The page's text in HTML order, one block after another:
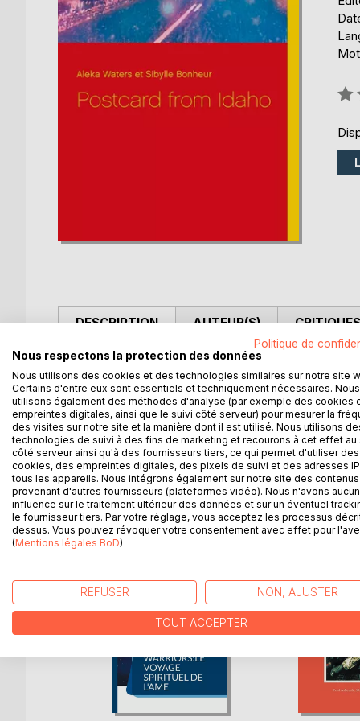
DESCRIPTION
When a postcard is sent from beyond, a destiny
..
AUTEUR(S)
D’AUTRES TITRES À
Politique de
Nous respectons la protection des données
Nous utilisons des cookies et des technologies similaires sur notre site
Certains d'entre eux sont essentiels et techniquement nécessaires. Nous
utilisons également des méthodes d'analyse (par exemple des cookies
empreintes digitales, ainsi que le suivi côté serveur) pour mesurer la
des visites sur notre site et la manière dont il est utilisé. Nous utilisons
technologies de suivi à des fins de marketing et recourons à cet effet au
côté serveur ainsi qu'à des fournisseurs tiers, ce qui permet d'utiliser des
cookies, des empreintes digitales, des pixels de suivi et des adresses
tous les appareils. Nous intégrons également sur notre site des
provenant d'autres fournisseurs (plateformes vidéo). Nous n'avons
influence sur le traitement ultérieur des données et sur un éventuel
le fournisseur tiers. Par votre réglage, vous acceptez les processus
dessus. Vous pouvez révoquer votre consentement avec effet pour
(Mentions légales BoD)
REFUSER NON, AJUSTER
TOUT ACCEPTER